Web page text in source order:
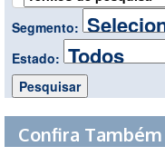
Segmento:
Estado:
Confira Também